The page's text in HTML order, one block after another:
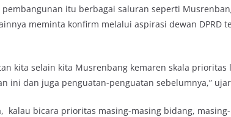
pembangunan itu berbagai saluran seperti
meminta konfirm melalui aspirasi dewan DPRD
kita selain kita Musrenbang kemaren skala
ini dan juga penguatan-penguatan sebelumnya,”
kalau bicara prioritas masing-masing bidang,